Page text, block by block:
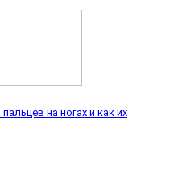
на ногах и как их